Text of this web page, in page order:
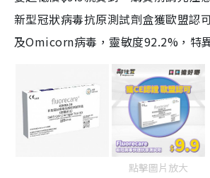
新型冠狀病毒抗原測試劑盒獲歐盟認
及Omicorn病毒，靈敏度92.2%，特
點擊圖片放大